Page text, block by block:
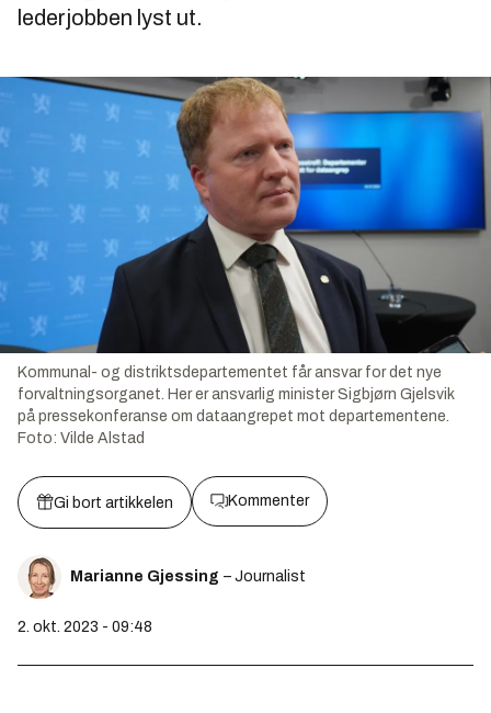
lederjobben lyst ut.
Kommunal- og distriktsdepartementet får ansvar for det nye
forvaltningsorganet. Her er ansvarlig minister Sigbjørn Gjelsvik
på pressekonferanse om dataangrepet mot departementene.
Foto: Vilde Alstad
Gi bort artikkelen Kommenter
Marianne Gjessing – Journalist
2. okt. 2023 - 09:48